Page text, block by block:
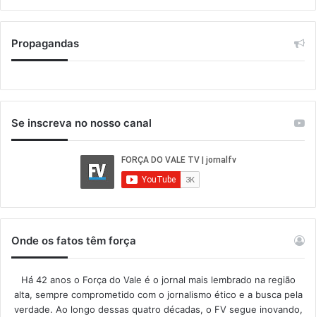
Propagandas
Se inscreva no nosso canal
Onde os fatos têm força
Há 42 anos o Força do Vale é o jornal mais lembrado na região
alta, sempre comprometido com o jornalismo ético e a busca pela
verdade. Ao longo dessas quatro décadas, o FV segue inovando,